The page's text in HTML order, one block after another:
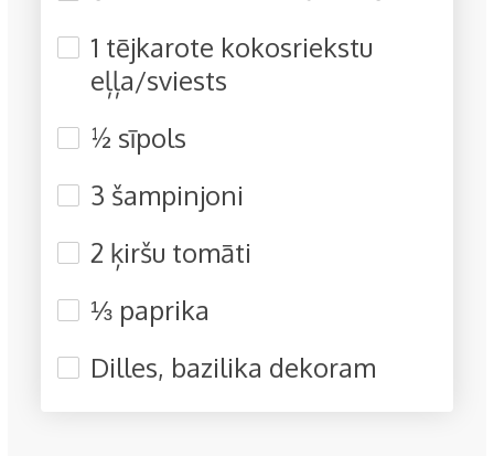
1 tējkarote kokosriekstu
eļļa/sviests
½ sīpols
3 šampinjoni
2 ķiršu tomāti
⅓ paprika
Dilles, bazilika dekoram